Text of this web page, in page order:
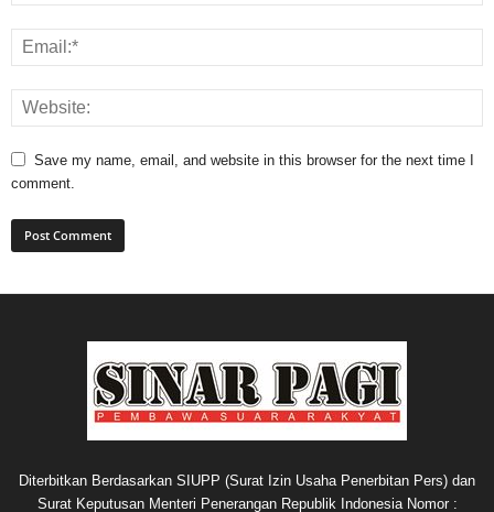
Save my name, email, and website in this browser for the next time I
comment.
Diterbitkan Berdasarkan SIUPP (Surat Izin Usaha Penerbitan Pers) dan
Surat Keputusan Menteri Penerangan Republik Indonesia Nomor :